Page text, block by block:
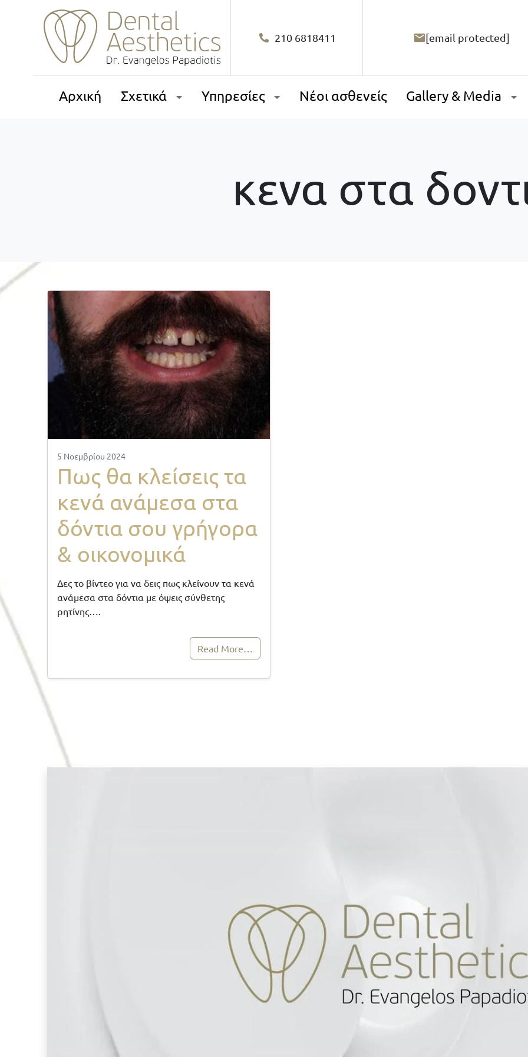
210 6818411 [email protected]
Αρχική Σχετικά Υπηρεσίες Νέοι ασθενείς Gallery & Media
κενα στα
5 Νοεμβρίου 2024
Πως θα κλείσεις τα
κενά ανάμεσα στα
δόντια σου γρήγορα
& οικονομικά
Δες το βίντεο για να δεις πως κλείνουν τα κενά
ανάμεσα στα δόντια με όψεις σύνθετης
ρητίνης….
Read More…